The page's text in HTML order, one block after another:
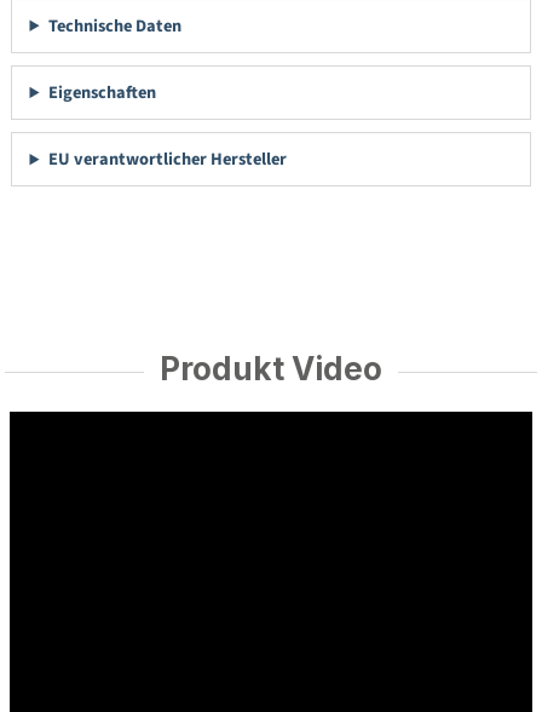
Technische Daten
Eigenschaften
EU verantwortlicher Hersteller
Produkt Video